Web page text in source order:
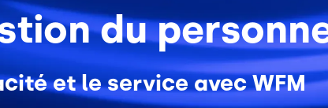
du
et le service avec WFM